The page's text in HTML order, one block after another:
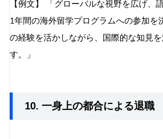
【例文】 「グローバルな視野を広げ、
1年間の海外留学プログラムへの参加を
の経験を活かしながら、国際的な知見
す。」
10. 一身上の都合による退職